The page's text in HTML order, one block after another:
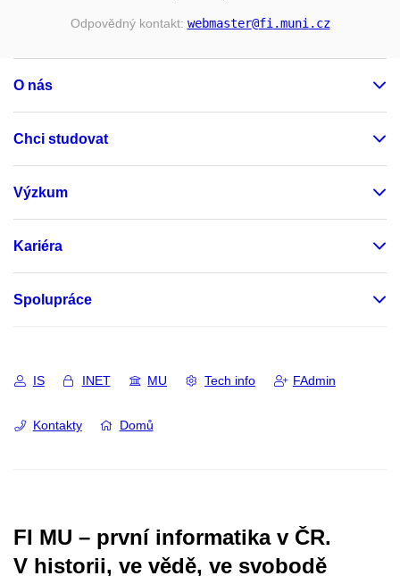
Odpovědný kontakt: webmaster@fi .muni .cz
O nás
Chci studovat
Výzkum
Kariéra
Spolupráce
IS INET MU Tech info FAdmin
Kontakty Domů
FI MU – první informatika v ČR.
V historii, ve vědě, ve svobodě